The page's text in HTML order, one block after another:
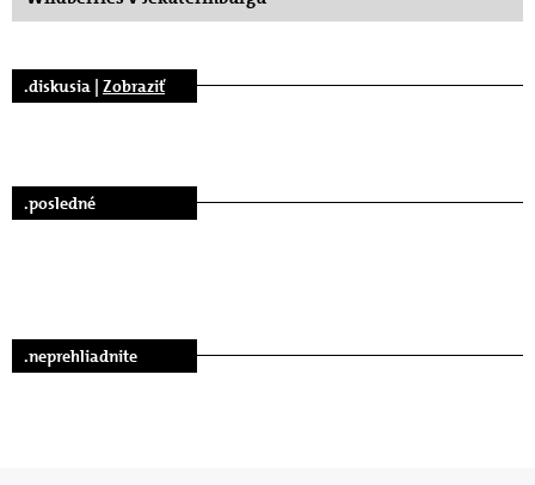
.diskusia | Zobraziť
.posledné
.neprehliadnite